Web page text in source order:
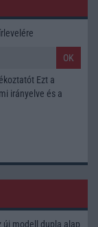
OK
Ezt a
irányelve és a
új modell dupla alap